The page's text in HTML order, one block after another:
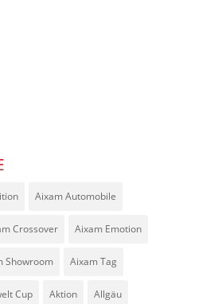
Aixam Automobile
Crossover Aixam Emotion
Showroom Aixam Tag
Cup Aktion Allgäu